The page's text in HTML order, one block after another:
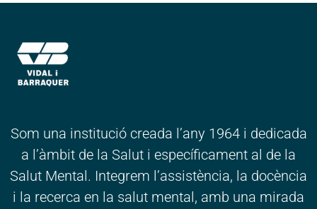
Som una institució creada l’any 1964 i dedicada
a l’àmbit de la Salut i específicament al de la
Salut Mental. Integrem l’assistència, la docència
i la recerca en la salut mental, amb una mirada